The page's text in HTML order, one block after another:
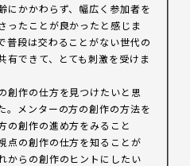
にかかわらず、幅広く参加者を
ったことが良かったと感じま
普段は交わることがない世代の
有できて、とても刺激を受けま
創作の仕方を見つけたいと思
。メンターの方の創作の方法を
の創作の進め方をみること
点の創作の仕方を知ることが
からの創作のヒントにしたい